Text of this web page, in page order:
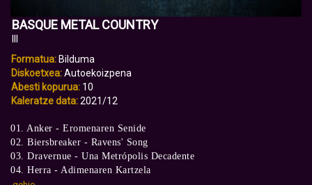
BASQUE METAL COUNTRY
Formatua: Bilduma
Diskoetxea:Autoekoizpena
Abesti kopurua: 10
Kaleratze data:2021/12
01. Anker - Eromenaren Senide
02. Biersbreaker - Ravens' Song
03. Dravernue - Una Metrópolis Decadente
04. Herra - Adimenaren Kartzela